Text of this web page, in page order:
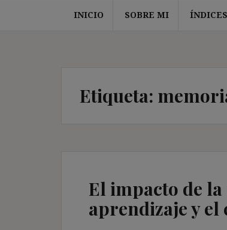
INICIO SOBRE MI
Etiqueta:
El impacto de
aprendizaje y